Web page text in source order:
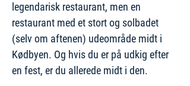
legendarisk restaurant, men en
restaurant med et stort og solbadet
(selv om aftenen) udeområde midt i
Kødbyen. Og hvis du er på udkig efter
en fest, er du allerede midt i den.